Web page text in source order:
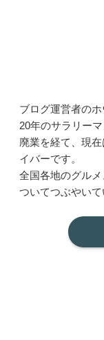
ブログ運営者のホ
20年のサラリー
廃業を経て、現
イバーです。
全国各地のグル
ついてつぶやいて